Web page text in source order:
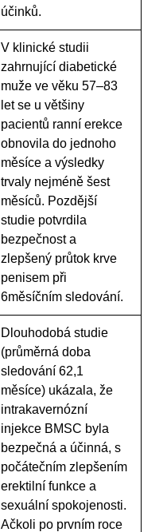
účinků.
V klinické studii
zahrnující diabetické
muže ve věku 57–83
let se u většiny
pacientů ranní erekce
obnovila do jednoho
měsíce a výsledky
trvaly nejméně šest
měsíců. Pozdější
studie potvrdila
bezpečnost a
zlepšený průtok krve
penisem při
6měsíčním sledování.
Dlouhodobá studie
(průměrná doba
sledování 62,1
měsíce) ukázala, že
intrakavernózní
injekce BMSC byla
bezpečná a účinná, s
počátečním zlepšením
erektilní funkce a
sexuální spokojenosti.
Ačkoli po prvním roce